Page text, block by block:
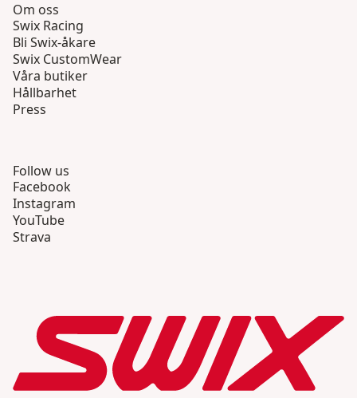
Om oss
Swix Racing
Bli Swix-åkare
Swix CustomWear
Våra butiker
Hållbarhet
Press
Follow us
Facebook
Instagram
YouTube
Strava